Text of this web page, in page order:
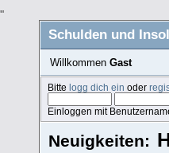
"
Schulden und
Willkommen Gast
Bittelogg dich ein oder
Einloggen mit
Neuigkeiten: